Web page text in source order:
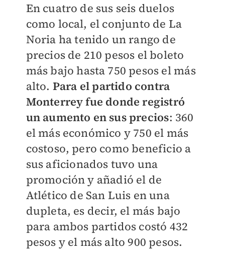
En cuatro de sus seis duelos
como local, el conjunto de La
Noria ha tenido un rango de
precios de 210 pesos el boleto
más bajo hasta 750 pesos el más
alto. Para el partido contra
Monterrey fue donde registró
un aumento en sus precios: 360
el más económico y 750 el más
costoso, pero como beneficio a
sus aficionados tuvo una
promoción y añadió el de
Atlético de San Luis en una
dupleta, es decir, el más bajo
para ambos partidos costó 432
pesos y el más alto 900 pesos.